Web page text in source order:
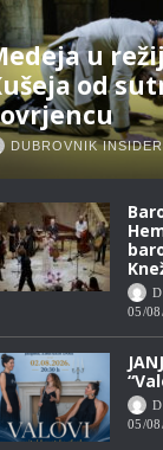
u
od
DUBROVNIK INSIDER
05/
05/